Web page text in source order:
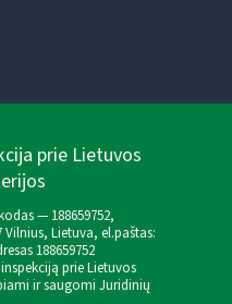
prie Lietuvos
— 188659752,
Vilnius, Lietuva, el.paštas:
188659752
prie Lietuvos
ir saugomi Juridinių